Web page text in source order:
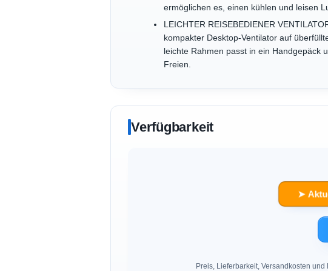
ermöglichen es, einen kühlen und leisen
LEICHTER REISEBEDIENER
kompakter Desktop-Ventilator auf
leichte Rahmen passt in ein Handgepäck
Freien.
Verfügbarkeit
➤
Preis, Lieferbarkeit, Versandkosten